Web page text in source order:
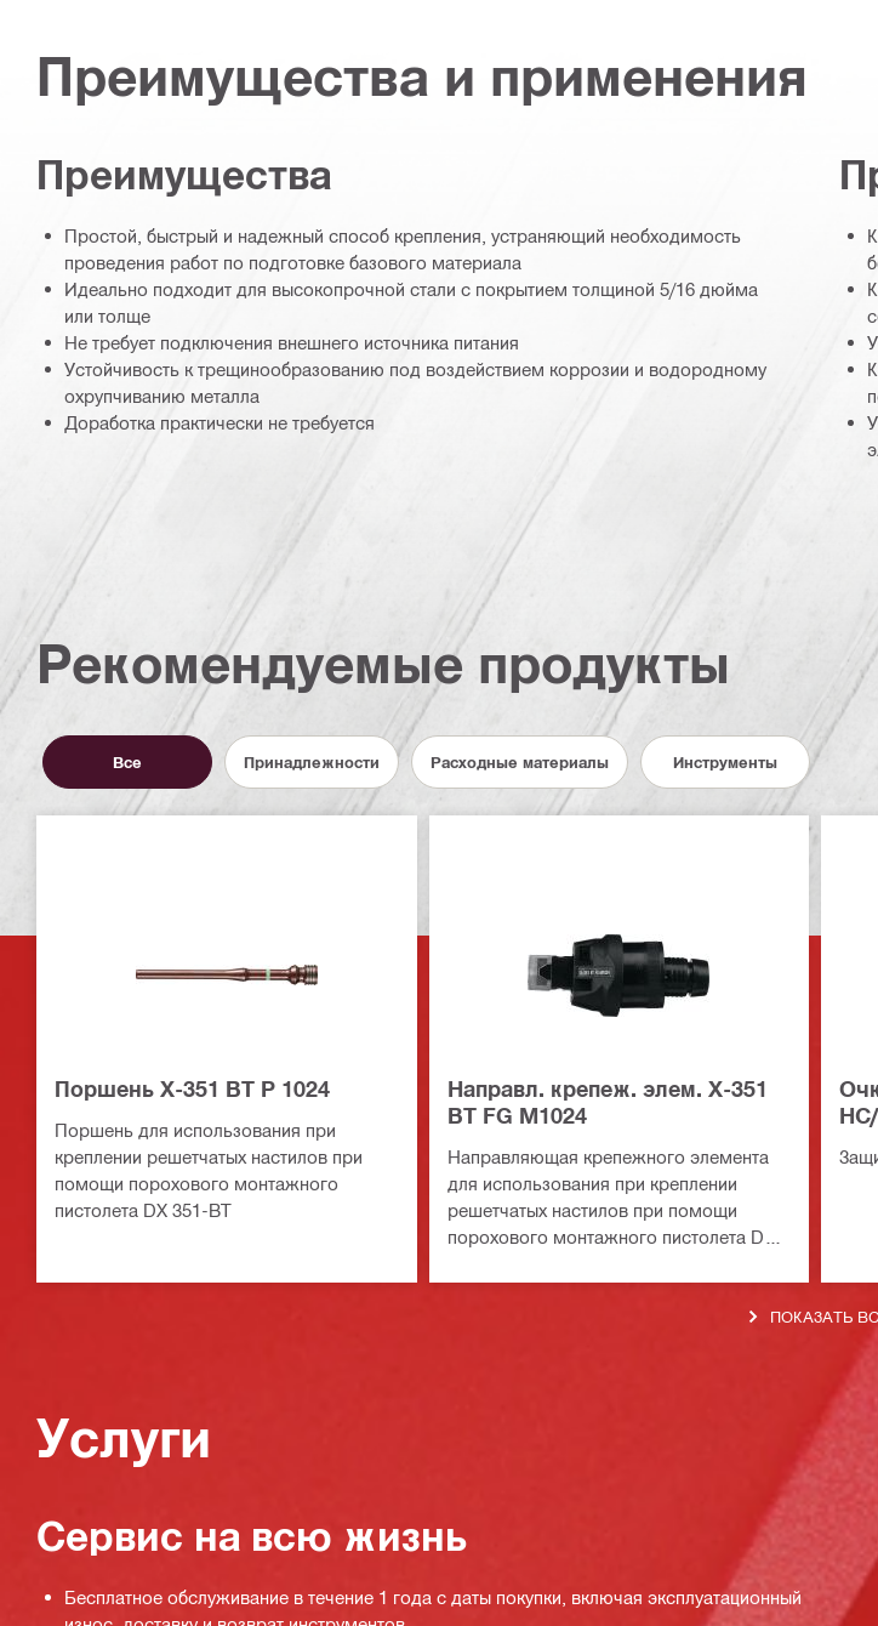
Преимущества и применения
Преимущества
Простой, быстрый и надежный способ крепления, устраняющий необходимость
проведения работ по подготовке базового материала
Идеально подходит для высокопрочной стали с покрытием толщиной 5/16 дюйма
или толще
Не требует подключения внешнего источника питания
Устойчивость к трещинообразованию под воздействием коррозии и водородному
охрупчиванию металла
Доработка практически не требуется
Рекомендуемые продукты
Все Принадлежности Расходные материалы Инструменты
Поршень X-351 BT P 1024
Поршень для использования при
креплении решетчатых настилов при
помощи порохового монтажного
пистолета DX 351-BT
Направл. крепеж. элем. X-351
BT FG M1024
Направляющая крепежного элемента
для использования при креплении
решетчатых настилов при помощи
порохового монтажного пистолета DX
ПОКАЗАТЬ
Услуги
Сервис на всю жизнь
Бесплатное обслуживание в течение 1 года с даты покупки, включая эксплуатационный